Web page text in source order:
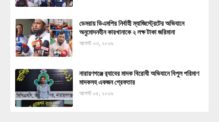
ডেমরায় ডিএমপির নির্বাহী ম্যাজিস্ট্রেটের অভিযানে
অনুমোদনহীন কারখানাকে ২ লক্ষ টাকা জরিমানা
আগস্ট ০৩, ২০২৬
নারায়ণগঞ্জে র‍্যাবের মাদক বিরোধী অভিযানে বিপুল পরিমাণ
মাদকসহ একজন গ্রেফতার
আগস্ট ০৫, ২০২৬